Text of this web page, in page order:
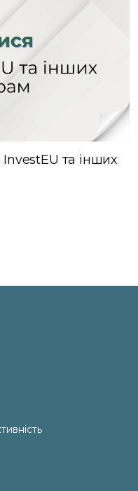
InvestEU та інших